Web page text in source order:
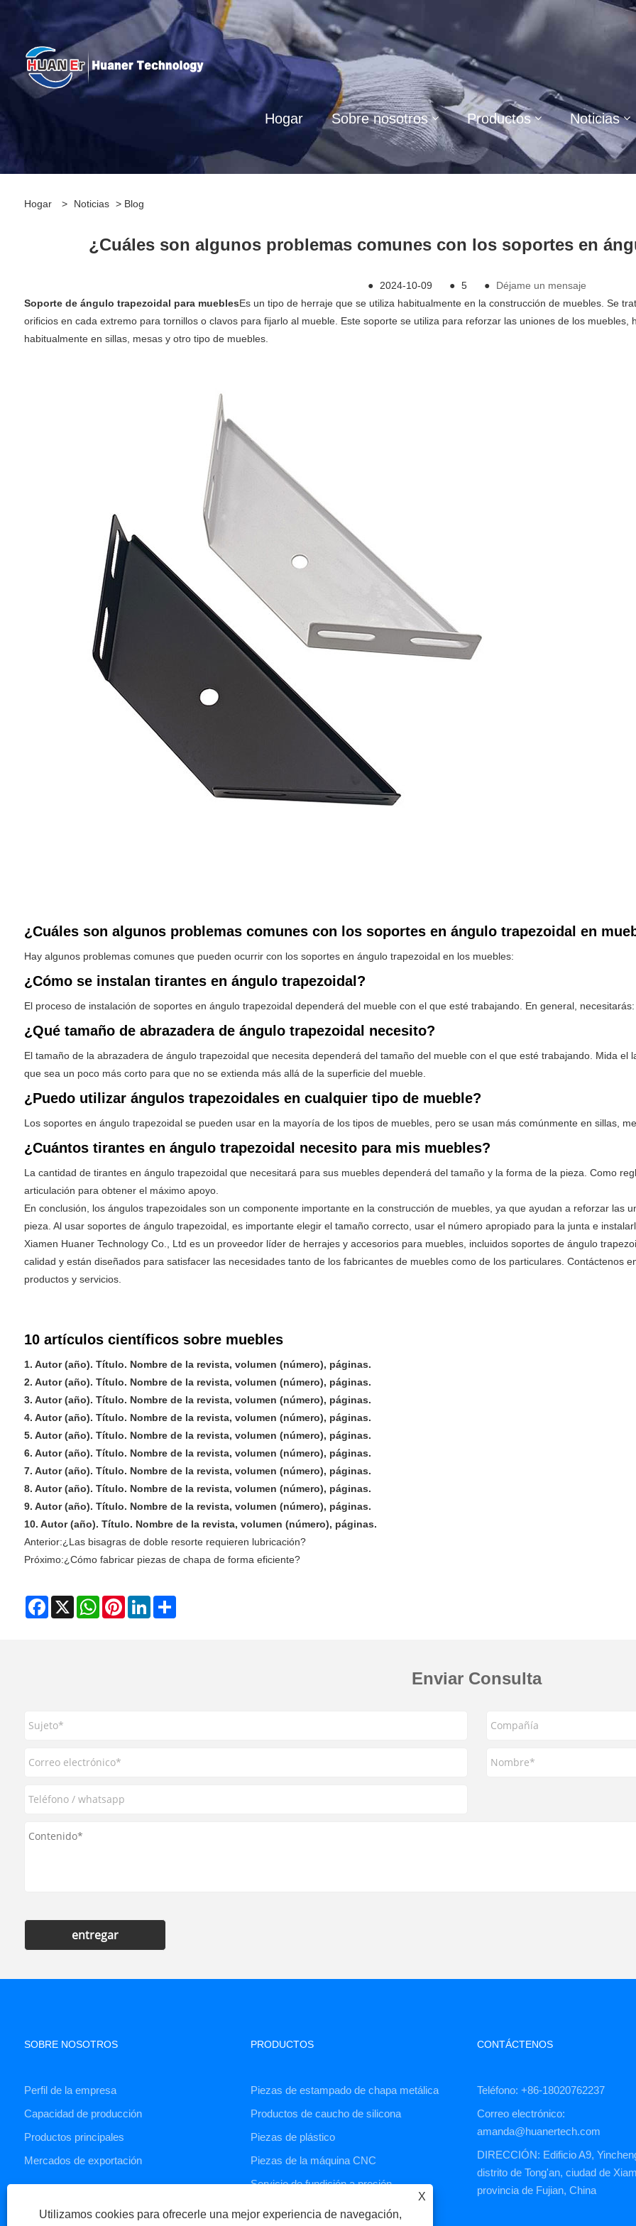
Hogar Sobre nosotros Productos Noticias
Hogar > Noticias > Blog
¿Cuáles son algunos problemas comunes con los soportes en
● 2024-10-09 ● 5 ●
Déjame un mensaje
Soporte de ángulo trapezoidal para mueblesEs un tipo de herraje que se utiliza habitualmente en la construcción de muebles. Se
orificios en cada extremo para tornillos o clavos para fijarlo al mueble. Este soporte se utiliza para reforzar las uniones de los muebles,
habitualmente en sillas, mesas y otro tipo de muebles.
¿Cuáles son algunos problemas comunes con los soportes en ángulo trapezoidal en
Hay algunos problemas comunes que pueden ocurrir con los soportes en ángulo trapezoidal en los muebles:
¿Cómo se instalan tirantes en ángulo trapezoidal?
El proceso de instalación de soportes en ángulo trapezoidal dependerá del mueble con el que esté trabajando. En general, necesitarás:
¿Qué tamaño de abrazadera de ángulo trapezoidal necesito?
El tamaño de la abrazadera de ángulo trapezoidal que necesita dependerá del tamaño del mueble con el que esté trabajando. Mida
que sea un poco más corto para que no se extienda más allá de la superficie del mueble.
¿Puedo utilizar ángulos trapezoidales en cualquier tipo de mueble?
Los soportes en ángulo trapezoidal se pueden usar en la mayoría de los tipos de muebles, pero se usan más comúnmente en sillas,
¿Cuántos tirantes en ángulo trapezoidal necesito para mis muebles?
La cantidad de tirantes en ángulo trapezoidal que necesitará para sus muebles dependerá del tamaño y la forma de la pieza. Como
articulación para obtener el máximo apoyo.
En conclusión, los ángulos trapezoidales son un componente importante en la construcción de muebles, ya que ayudan a reforzar las
pieza. Al usar soportes de ángulo trapezoidal, es importante elegir el tamaño correcto, usar el número apropiado para la junta e
Xiamen Huaner Technology Co., Ltd es un proveedor líder de herrajes y accesorios para muebles, incluidos soportes de ángulo
calidad y están diseñados para satisfacer las necesidades tanto de los fabricantes de muebles como de los particulares. Contáctenos
productos y servicios.
10 artículos científicos sobre muebles
1. Autor (año). Título. Nombre de la revista, volumen (número), páginas.
2. Autor (año). Título. Nombre de la revista, volumen (número), páginas.
3. Autor (año). Título. Nombre de la revista, volumen (número), páginas.
4. Autor (año). Título. Nombre de la revista, volumen (número), páginas.
5. Autor (año). Título. Nombre de la revista, volumen (número), páginas.
6. Autor (año). Título. Nombre de la revista, volumen (número), páginas.
7. Autor (año). Título. Nombre de la revista, volumen (número), páginas.
8. Autor (año). Título. Nombre de la revista, volumen (número), páginas.
9. Autor (año). Título. Nombre de la revista, volumen (número), páginas.
10. Autor (año). Título. Nombre de la revista, volumen (número), páginas.
Anterior:¿Las bisagras de doble resorte requieren lubricación?
Próximo:¿Cómo fabricar piezas de chapa de forma eficiente?
Facebook
X WhatsAppPinterestLinkedInShare
Enviar Consulta
entregar
SOBRE NOSOTROS
Perfil de la empresa
Capacidad de producción
Productos principales
Mercados de exportación
PRODUCTOS
Piezas de estampado de chapa metálica
Productos de caucho de silicona
Piezas de plástico
Piezas de la máquina CNC
Servicio de fundición a presión
CONTÁCTENOS
Teléfono: +86-18020762237
Correo electrónico:
amanda@huanertech.com
DIRECCIÓN: Edificio A9,
distrito de Tong'an, ciudad de
provincia de Fujian, China
X
Utilizamos cookies para ofrecerle una mejor experiencia de navegación,